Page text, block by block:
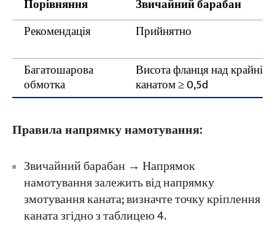
Порівняння
Звичайний барабан
Рекомендація
Прийнятно
Багатошарова
обмотка
Висота фланця над крайнім
канатом ≥ 0,5d
Правила напрямку намотування:
Звичайний барабан → Напрямок
намотування залежить від напрямку
змотування каната; визначте точку кріплення
каната згідно з таблицею 4.